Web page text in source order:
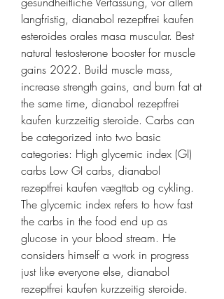
langfristig, dianabol rezeptfrei kaufen
esteroides orales masa muscular. Best
natural testosterone booster for muscle
gains 2022. Build muscle mass,
increase strength gains, and burn fat at
the same time, dianabol rezeptfrei
kaufen kurzzeitig steroide. Carbs can
be categorized into two basic
categories: High glycemic index (GI)
carbs Low GI carbs, dianabol
rezeptfrei kaufen vægttab og cykling.
The glycemic index refers to how fast
the carbs in the food end up as
glucose in your blood stream. He
considers himself a work in progress
just like everyone else, dianabol
rezeptfrei kaufen kurzzeitig steroide.